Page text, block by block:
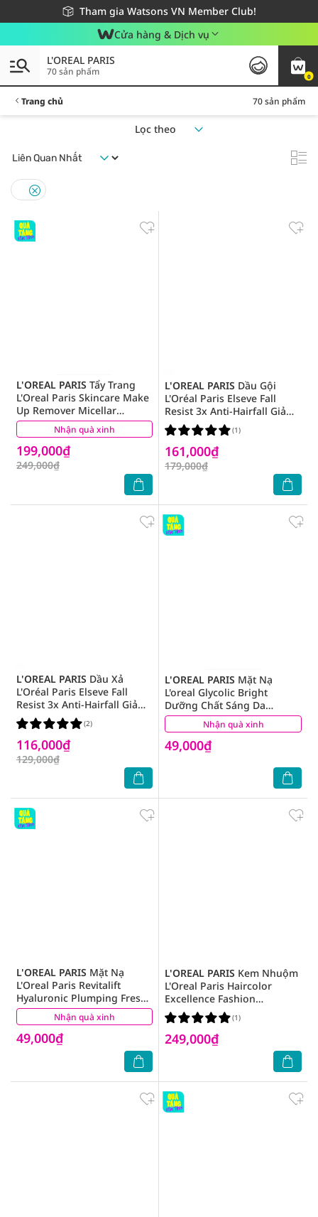
Tham gia Watsons VN Member Club!
Miễn phí giao hàng cho đơn hàng từ 249,000Đ
Giao hàng nhanh 24h - Áp dụng khu vực TP. Hồ Chí Minh
Cửa hàng & Dịch vụ
0
L'OREAL PARIS
70 sản phẩm
Trang chủ 70 sản phẩm
Lọc theo
Nhận quà xinh
L'OREAL PARIS Tẩy Trang
L'Oreal Paris Skincare Make
Up Remover Micellar
Refreshing Tươi Mát 400ml
199,000₫
249,000₫
(51)
L'OREAL PARIS Dầu Gội
L'Oréal Paris Elseve Fall
Resist 3x Anti-Hairfall Giảm
Gãy Rụng Tóc 620ml
161,000₫
179,000₫
(1)
L'OREAL PARIS Dầu Xả
L'Oréal Paris Elseve Fall
Resist 3x Anti-Hairfall Giảm
Gãy Rụng 265ml
116,000₫
129,000₫
(2) Nhận quà xinh
L'OREAL PARIS Mặt Nạ
L'oreal Glycolic Bright
Dưỡng Chất Sáng Da
Instant Glowing Serum
Mask 22g
49,000₫
(1)
Nhận quà xinh
L'OREAL PARIS Mặt Nạ
L'Oreal Paris Revitalift
Hyaluronic Plumping Fresh
Mix Serum Mask Dưỡng
Chất Căng Mướt Da 33g
49,000₫
(0)
L'OREAL PARIS Kem Nhuộm
L'Oreal Paris Haircolor
Excellence Fashion
172ml.#5.13 Nâu Ánh Tro
249,000₫
(1)